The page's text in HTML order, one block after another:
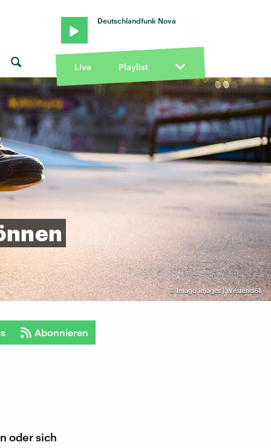
Deutschlandfunk Nova
Live Playlist
©imago images | Westend61
Abonnieren
oder sich